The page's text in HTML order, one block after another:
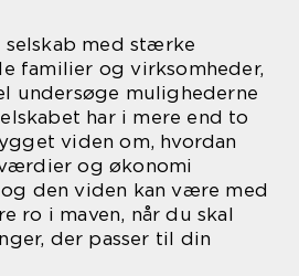
selskab med stærke
familier og virksomheder,
undersøge mulighederne
har i mere end to
viden om, hvordan
og økonomi
den viden kan være med
ro i maven, når du skal
der passer til din